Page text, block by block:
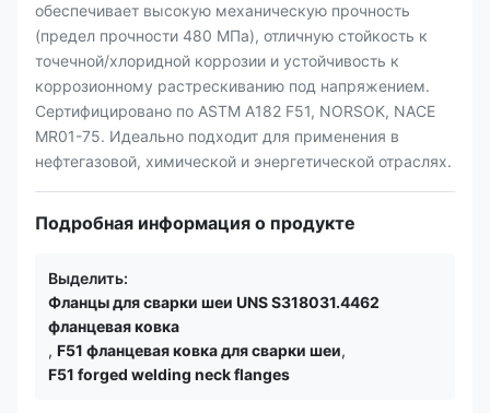
обеспечивает высокую механическую прочность
(предел прочности 480 МПа), отличную стойкость к
точечной/хлоридной коррозии и устойчивость к
коррозионному растрескиванию под напряжением.
Сертифицировано по ASTM A182 F51, NORSOK, NACE
MR01-75. Идеально подходит для применения в
нефтегазовой, химической и энергетической отраслях.
Подробная информация о продукте
Выделить:
Фланцы для сварки шеи UNS S318031.4462
фланцевая ковка
, F51 фланцевая ковка для сварки шеи,
F51 forged welding neck flanges